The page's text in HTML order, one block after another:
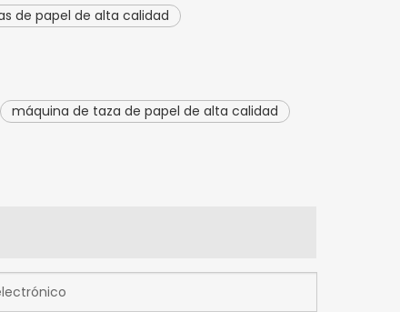
de papel de alta calidad
máquina de taza de papel de alta calidad